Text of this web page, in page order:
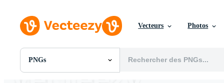
Vecteurs Photos
PNGs
Toutes Images